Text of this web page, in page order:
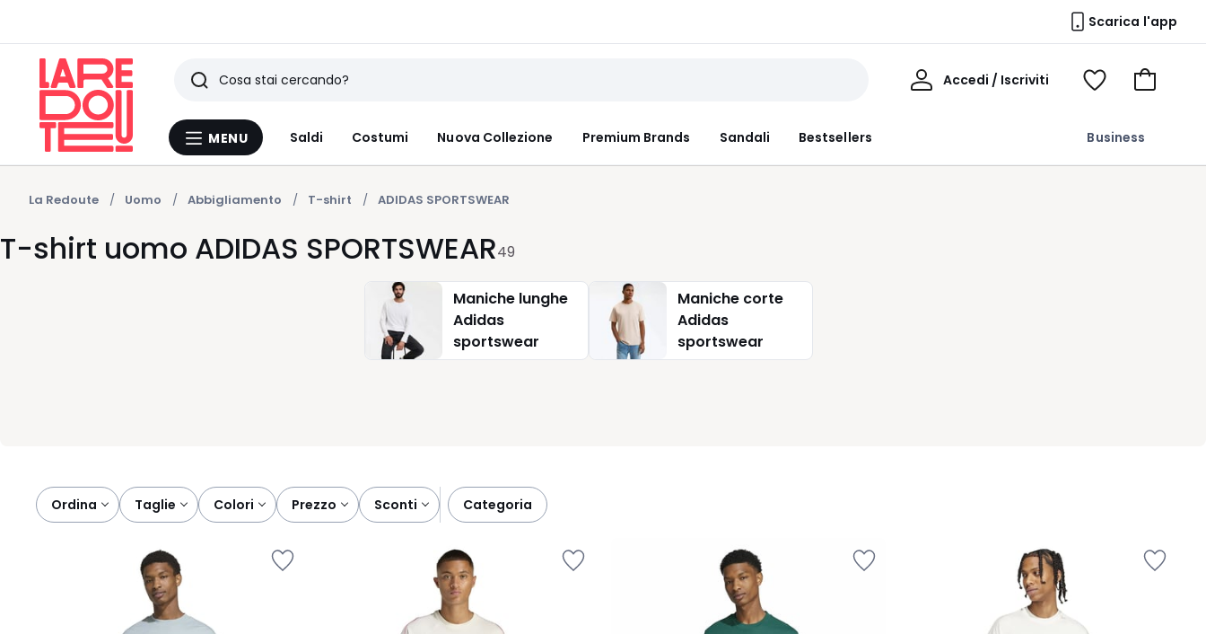
Scarica l'app
Menu
MENU Saldi Costumi Nuova Collezione Premium Brands Sandali Bestsellers Business
Ricerca
Ultimi
articoli
visti
Accedi / Iscriviti
Voir
Vai
La Redoute Uomo Abbigliamento T-shirt ADIDAS SPORTSWEAR
T-shirt uomo ADIDAS SPORTSWEAR49
Maniche lunghe
Adidas
sportswear
Maniche corte
Adidas
sportswear
Ordina taglie colori prezzo sconti categoria